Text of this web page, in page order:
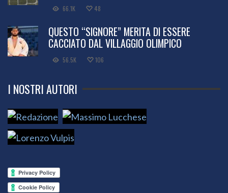
66.1K 48
QUESTO “SIGNORE” MERITA DI ESSERE
CACCIATO DAL VILLAGGIO OLIMPICO
56.5K 106
I NOSTRI AUTORI